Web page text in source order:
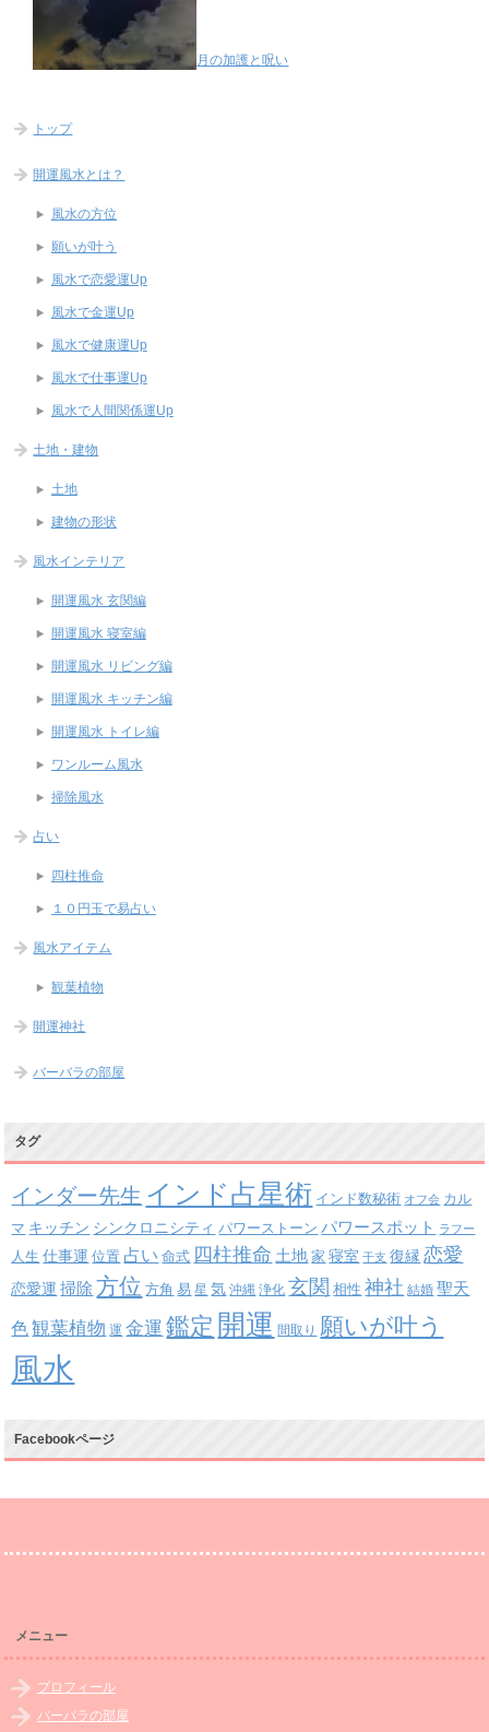
月の加護と呪い
トップ
開運風水とは？
風水の方位
願いが叶う
風水で恋愛運Up
風水で金運Up
風水で健康運Up
風水で仕事運Up
風水で人間関係運Up
土地・建物
土地
建物の形状
風水インテリア
開運風水 玄関編
開運風水 寝室編
開運風水 リビング編
開運風水 キッチン編
開運風水 トイレ編
ワンルーム風水
掃除風水
占い
四柱推命
１０円玉で易占い
風水アイテム
観葉植物
開運神社
バーバラの部屋
タグ
インダー先生 インド占星術 インド数秘術 オフ会 カル
マ キッチン シンクロニシティ パワーストーン パワースポット ラフー
人生 仕事運 位置 占い 命式 四柱推命 土地 家 寝室 干支 復縁 恋愛
恋愛運 掃除 方位 方角 易 星 気 沖縄 浄化 玄関 相性 神社 結婚 聖天
色 観葉植物 運 金運 鑑定 開運 間取り 願いが叶う
風水
Facebookページ
メニュー
プロフィール
バーバラの部屋